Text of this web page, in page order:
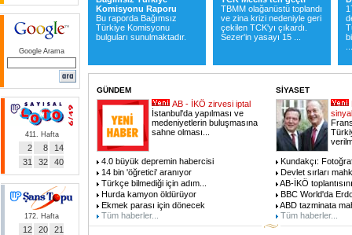
Google Arama
411. Hafta
2 8
14
31
32 40
172. Hafta
12 20
21
Komisyonu Raporu
Bu raporda Bağımsız
Türkiye Komisyonu
bulguları sunulmaktadır.
TBMM olağanüstü toplandı
ve zina krizi nedeniyle geri
çekilen TCK'yı çıkardı.
Sezer'in yasayı 15 ...
GÜNDEM
AB - İKÖ zirvesi iptal
İstanbul'da yapılması ve
medeniyetlerin buluşmasına
sahne olması
4.0 büyük depremin habercisi
14 bin 'öğretici' aranıyor
Türkçe bilmediği için adım
Hurda kamyon öldürüyor
Ekmek parası için dönecek
Tüm haberler...
SİYASET
Kundakçı:
Devlet sırları
AB-İKÖ
BBC World'da
ABD tazminata
Tüm haberler...